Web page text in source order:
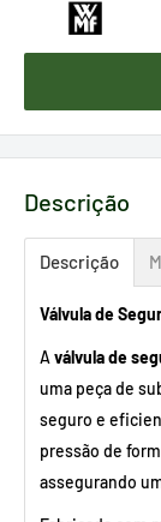
Descrição
Descrição
Válvula de
A válvula de
uma peça de
seguro e
pressão de
assegurando